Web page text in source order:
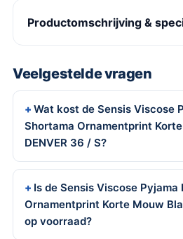
Productomschrijving &
Veelgestelde vragen
Wat kost de Sensis Viscose
Shortama Ornamentprint
DENVER 36 / S?
Is de Sensis Viscose Pyjama
Ornamentprint Korte Mouw
op voorraad?